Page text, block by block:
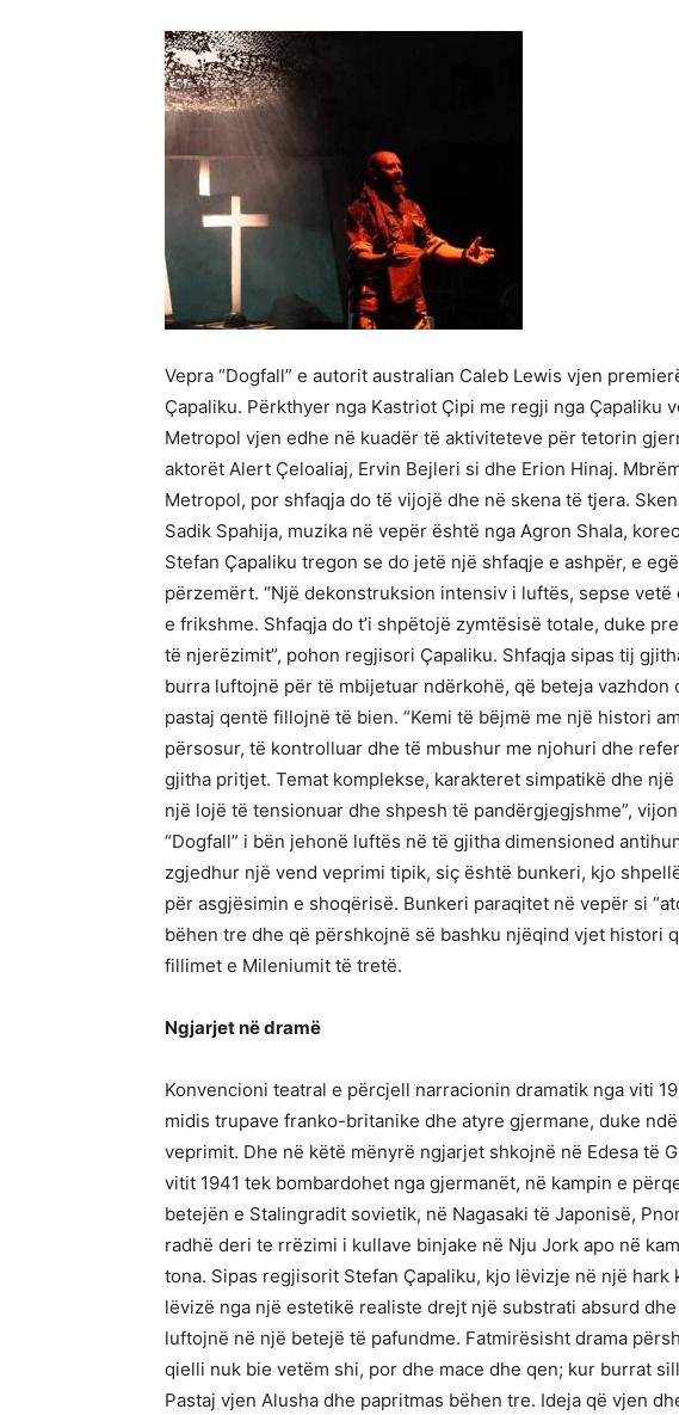
Vepra “Dogfall” e autorit australian Caleb Lewis vjen
Çapaliku. Përkthyer nga Kastriot Çipi me regji nga Çapaliku
Metropol vjen edhe në kuadër të aktiviteteve për tetorin
aktorët Alert Çeloaliaj, Ervin Bejleri si dhe Erion Hinaj.
Metropol, por shfaqja do të vijojë dhe në skena të tjera.
Sadik Spahija, muzika në vepër është nga Agron Shala,
Stefan Çapaliku tregon se do jetë një shfaqje e ashpër, e
përzemërt. “Një dekonstruksion intensiv i luftës, sepse
e frikshme. Shfaqja do t’i shpëtojë zymtësisë totale, duke
të njerëzimit”, pohon regjisori Çapaliku. Shfaqja sipas tij
burra luftojnë për të mbijetuar ndërkohë, që beteja vazhdon
pastaj qentë fillojnë të bien. “Kemi të bëjmë me një histori
përsosur, të kontrolluar dhe të mbushur me njohuri dhe
gjitha pritjet. Temat komplekse, karakteret simpatikë dhe
një lojë të tensionuar dhe shpesh të pandërgjegjshme”,
“Dogfall” i bën jehonë luftës në të gjitha dimensioned
zgjedhur një vend veprimi tipik, siç është bunkeri, kjo
për asgjësimin e shoqërisë. Bunkeri paraqitet në vepër si
bëhen tre dhe që përshkojnë së bashku njëqind vjet histori
fillimet e Mileniumit të tretë.
Ngjarjet në dramë
Konvencioni teatral e përcjell narracionin dramatik nga viti
midis trupave franko-britanike dhe atyre gjermane, duke
veprimit. Dhe në këtë mënyrë ngjarjet shkojnë në Edesa të
vitit 1941 tek bombardohet nga gjermanët, në kampin e
betejën e Stalingradit sovietik, në Nagasaki të Japonisë,
radhë deri te rrëzimi i kullave binjake në Nju Jork apo në
tona. Sipas regjisorit Stefan Çapaliku, kjo lëvizje në një
lëvizë nga një estetikë realiste drejt një substrati absurd
luftojnë në një betejë të pafundme. Fatmirësisht drama
qielli nuk bie vetëm shi, por dhe mace dhe qen; kur burrat
Pastaj vjen Alusha dhe papritmas bëhen tre. Ideja që vjen